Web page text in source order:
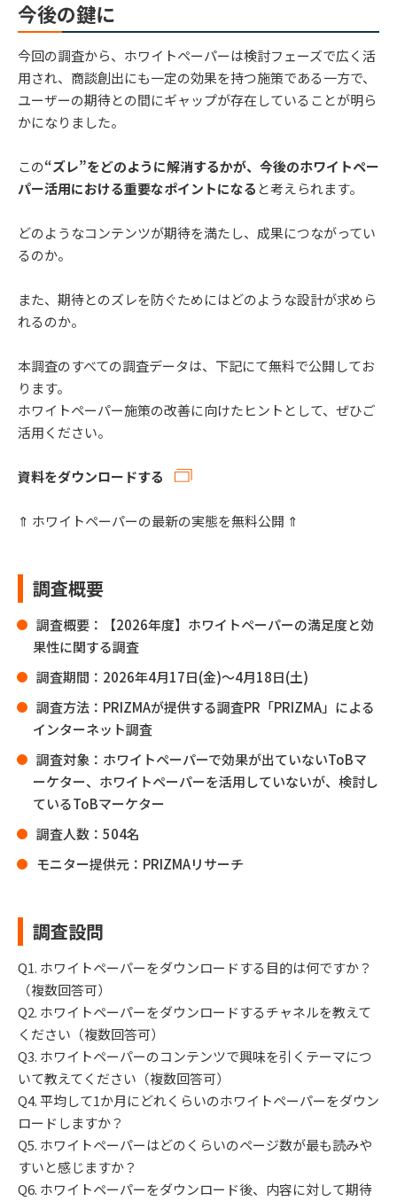
今後の鍵に
今回の調査から、ホワイトペーパーは検討フェーズで広く活
用され、商談創出にも一定の効果を持つ施策である一方で、
ユーザーの期待との間にギャップが存在していることが明ら
かになりました。
この“ズレ”をどのように解消するかが、今後のホワイトペー
パー活用における重要なポイントになる と考えられます。
どのようなコンテンツが期待を満たし、成果につながってい
るのか。
また、期待とのズレを防ぐためにはどのような設計が求めら
れるのか。
本調査のすべての調査データは、下記にて無料で公開してお
ります。
ホワイトペーパー施策の改善に向けたヒントとして、ぜひご
活用ください。
資料をダウンロードする
⇑ ホワイトペーパーの最新の実態を無料公開 ⇑
調査概要
調査概要：【2026年度】ホワイトペーパーの満足度と効
果性に関する調査
調査期間：2026年4月17日(金)～4月18日(土)
調査方法：PRIZMAが提供する調査PR「PRIZMA」による
インターネット調査
調査対象：ホワイトペーパーで効果が出ていないToBマ
ーケター、ホワイトペーパーを活用していないが、検討し
ているToBマーケター
調査人数：504名
モニター提供元：PRIZMAリサーチ
調査設問
Q1. ホワイトペーパーをダウンロードする目的は何ですか？
（複数回答可）
Q2. ホワイトペーパーをダウンロードするチャネルを教えて
ください（複数回答可）
Q3. ホワイトペーパーのコンテンツで興味を引くテーマにつ
いて教えてください（複数回答可）
Q4. 平均して1か月にどれくらいのホワイトペーパーをダウン
ロードしますか？
Q5. ホワイトペーパーはどのくらいのページ数が最も読みや
すいと感じますか？
Q6. ホワイトペーパーをダウンロード後、内容に対して期待